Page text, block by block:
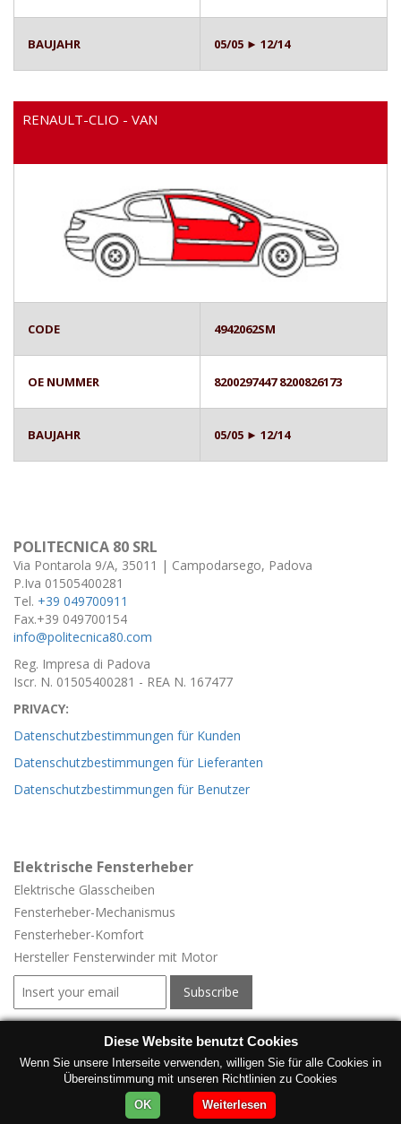
BAUJAHR 05/05 ► 12/14
RENAULT-CLIO - VAN
CODE 4942062SM
OE NUMMER 8200297447 8200826173
BAUJAHR 05/05 ► 12/14
POLITECNICA 80 SRL
Via Pontarola 9/A, 35011 | Campodarsego, Padova
P.Iva 01505400281
Tel. +39 049700911
Fax.+39 049700154
info@politecnica80.com
Reg. Impresa di Padova
Iscr. N. 01505400281 - REA N. 167477
PRIVACY:
Datenschutzbestimmungen für Kunden
Datenschutzbestimmungen für Lieferanten
Datenschutzbestimmungen für Benutzer
Elektrische Fensterheber
Elektrische Glasscheiben
Fensterheber-Mechanismus
Fensterheber-Komfort
Hersteller Fensterwinder mit Motor
Elektrische Fensterheber für Fahrzeuge
Elektrische Fensterheber für Fahrzeuge
Herstellung Fenster Regler
Elektrische Fenster für Fahrzeuge
Diese Website benutzt Cookies
Wenn Sie unsere Interseite verwenden, willigen Sie für alle Cookies in
Übereinstimmung mit unseren Richtlinien zu Cookies
OK
Weiterlesen